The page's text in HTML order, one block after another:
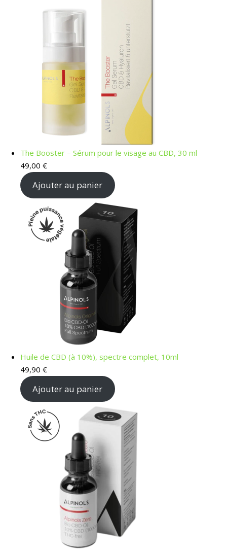
The Booster – Sérum pour le visage au CBD, 30 ml
49,00 €
Ajouter au panier
Huile de CBD (à 10%), spectre complet, 10ml
49,90 €
Ajouter au panier